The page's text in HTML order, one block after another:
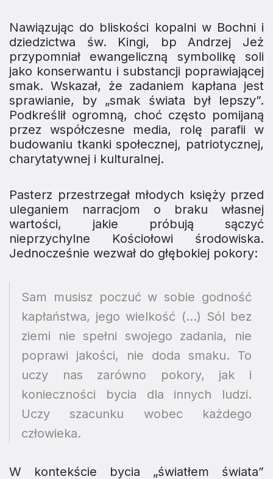
Nawiązując do bliskości kopalni w Bochni i
dziedzictwa św. Kingi, bp Andrzej Jeż
przypomniał ewangeliczną symbolikę soli
jako konserwantu i substancji poprawiającej
smak. Wskazał, że zadaniem kapłana jest
sprawianie, by „smak świata był lepszy”.
Podkreślił ogromną, choć często pomijaną
przez współczesne media, rolę parafii w
budowaniu tkanki społecznej, patriotycznej,
charytatywnej i kulturalnej.
Pasterz przestrzegał młodych księży przed
uleganiem narracjom o braku własnej
wartości, jakie próbują sączyć
nieprzychylne Kościołowi środowiska.
Jednocześnie wezwał do głębokiej pokory:
Sam musisz poczuć w sobie godność
kapłaństwa, jego wielkość (...) Sól bez
ziemi nie spełni swojego zadania, nie
poprawi jakości, nie doda smaku. To
uczy nas zarówno pokory, jak i
konieczności bycia dla innych ludzi.
Uczy szacunku wobec każdego
człowieka.
W kontekście bycia „światłem świata”